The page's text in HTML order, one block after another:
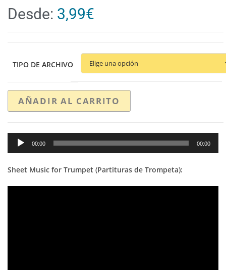
Desde: 3,99€
TIPO DE ARCHIVO
AÑADIR AL CARRITO
Reproductor
de
00:00 00:00
Sheet Music for Trumpet (Partituras de Trompeta):